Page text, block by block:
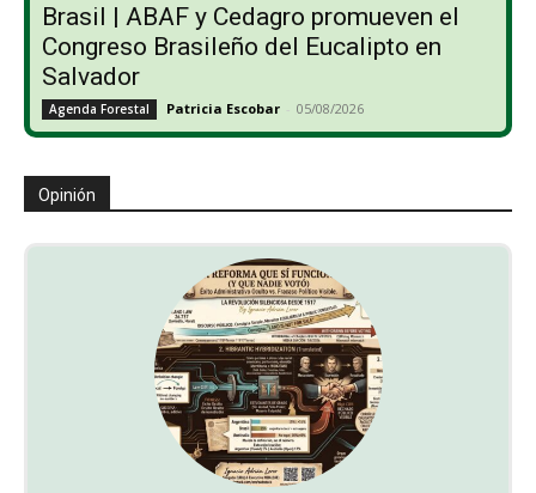
Brasil | ABAF y Cedagro promueven el
Congreso Brasileño del Eucalipto en
Salvador
Agenda Forestal Patricia Escobar - 05/08/2026
Opinión